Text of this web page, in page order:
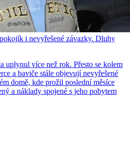
i nevyřešené závazky. Dluhy
uplynul více než rok. Přesto se kolem
a baviče stále objevují nevyřešené
domě, kde prožil poslední měsíce
a náklady spojené s jeho pobytem